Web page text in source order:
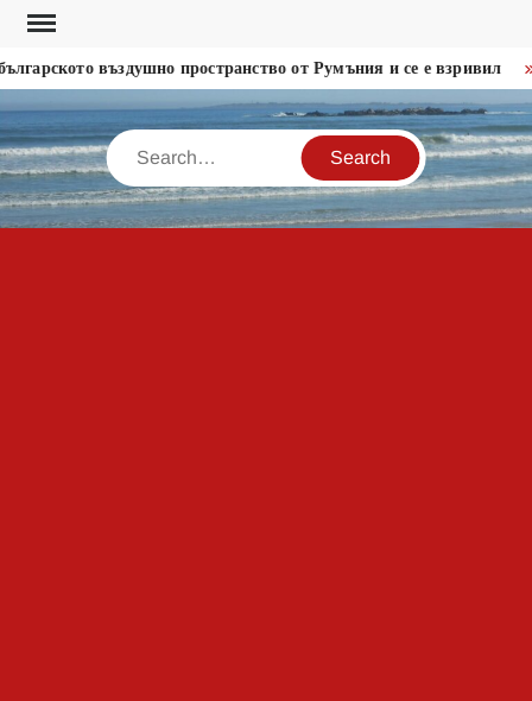
Skip
content
въздушно пространство от Румъния и се е взривил
Search